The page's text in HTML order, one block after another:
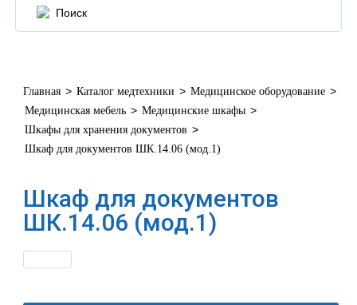
Главная > Каталог медтехники > Медицинское оборудование >
Медицинская мебель > Медицинские шкафы >
Шкафы для хранения документов >
Шкаф для документов ШК.14.06 (мод.1)
Шкаф для документов
ШК.14.06 (мод.1)